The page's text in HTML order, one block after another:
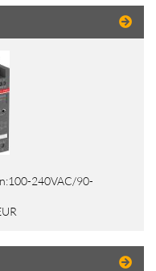
240VAC/90-